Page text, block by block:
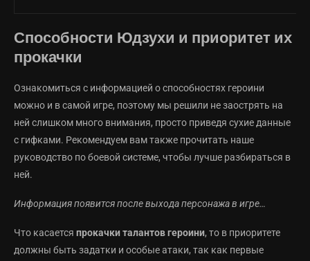
Способности Юдзухи и приоритет их
прокачки
Ознакомиться с информацией о способностях героини
можно и в самой игре, поэтому мы решили не заострять на
ней слишком много внимания, просто приведя сухие данные
с гифками. Рекомендуем вам также прочитать наше
руководство по боевой системе, чтобы лучше разбираться в
ней.
Информация появится после выхода персонажа в игре…
Что касается прокачки талантов героини, то в приоритете
должны быть задатки и особые атаки, так как первые